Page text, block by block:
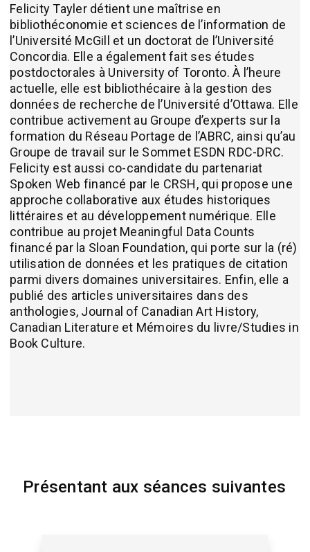
Felicity Tayler détient une maîtrise en
bibliothéconomie et sciences de l’information de
l’Université McGill et un doctorat de l’Université
Concordia. Elle a également fait ses études
postdoctorales à University of Toronto. À l’heure
actuelle, elle est bibliothécaire à la gestion des
données de recherche de l’Université d’Ottawa. Elle
contribue activement au Groupe d’experts sur la
formation du Réseau Portage de l’ABRC, ainsi qu’au
Groupe de travail sur le Sommet ESDN RDC-DRC.
Felicity est aussi co-candidate du partenariat
Spoken Web financé par le CRSH, qui propose une
approche collaborative aux études historiques
littéraires et au développement numérique. Elle
contribue au projet Meaningful Data Counts
financé par la Sloan Foundation, qui porte sur la (ré)
utilisation de données et les pratiques de citation
parmi divers domaines universitaires. Enfin, elle a
publié des articles universitaires dans des
anthologies, Journal of Canadian Art History,
Canadian Literature et Mémoires du livre/Studies in
Book Culture.
Présentant aux séances suivantes